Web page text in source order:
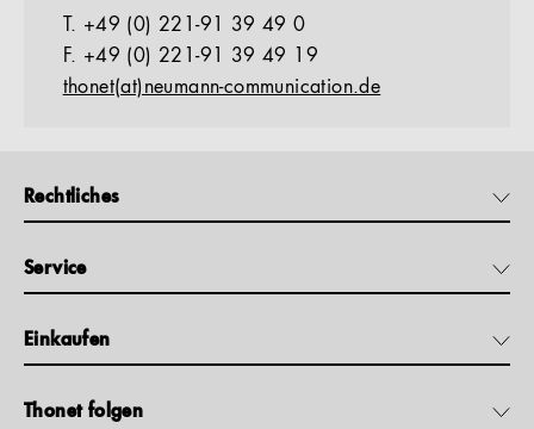
T. +49 (0) 221-91 39 49 0
F. +49 (0) 221-91 39 49 19
thonet(at)neumann-communication.de
Rechtliches
Service
Einkaufen
Thonet folgen